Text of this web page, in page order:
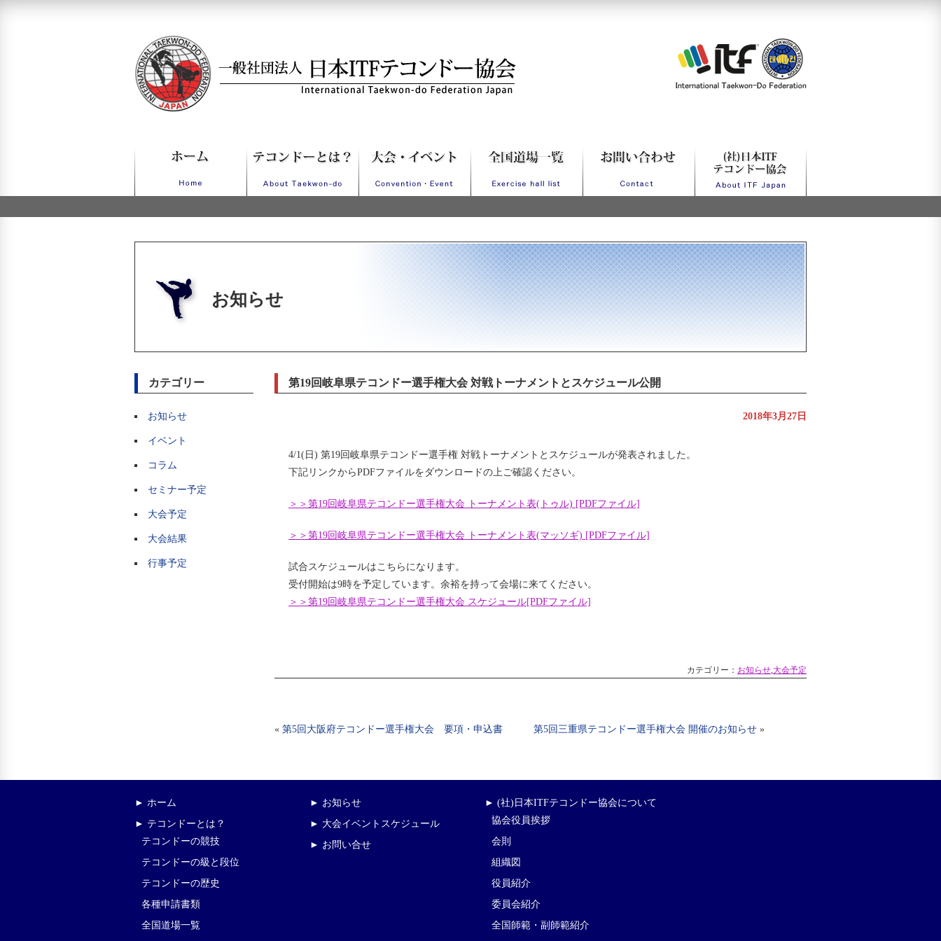
お知らせ
カテゴリー
お知らせ
イベント
コラム
セミナー予定
大会予定
大会結果
行事予定
第19回岐阜県テコンドー選手権大会 対戦トーナメントとスケジュール公開
2018年3月27日
4/1(日) 第19回岐阜県テコンドー選手権 対戦トーナメントとスケジュールが発表されました。
下記リンクからPDFファイルをダウンロードの上ご確認ください。
＞＞第19回岐阜県テコンドー選手権大会 トーナメント表(トゥル) [PDFファイル]
＞＞第19回岐阜県テコンドー選手権大会 トーナメント表(マッソギ) [PDFファイル]
試合スケジュールはこちらになります。
受付開始は9時を予定しています。余裕を持って会場に来てください。
＞＞第19回岐阜県テコンドー選手権大会 スケジュール[PDFファイル]
カテゴリー： お知らせ,大会予定
« 第5回大阪府テコンドー選手権大会 要項・申込書 第5回三重県テコンドー選手権大会 開催のお知らせ »
► ホーム
► テコンドーとは？
テコンドーの競技
テコンドーの級と段位
テコンドーの歴史
各種申請書類
全国道場一覧
► お知らせ
► 大会イベントスケジュール
► お問い合せ
► (社)日本ITFテコンドー協会について
協会役員挨拶
会則
組織図
役員紹介
委員会紹介
全国師範・副師範紹介